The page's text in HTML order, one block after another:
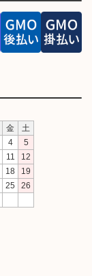
金
土
4
5
11
12
18
19
25
26